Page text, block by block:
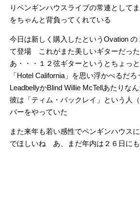
りペンギンハウスライブの常連として
をちゃんと背負ってくれている
今日は新しく購入したというOvation の
て登場 これがまた美しいギターだっ
あ・・・１２弦ギターというとちょっ
「Hotel California」を思い浮かべるだ
LeadbellyかBlind Willie McTellあたりな
彼は「ティム・バックレイ」という人
バーをやっていた
また来年も若い感性でペンギンハウス
でほしいね あ、まだ年内は２６日に